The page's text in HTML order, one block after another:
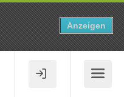
Anzeigen